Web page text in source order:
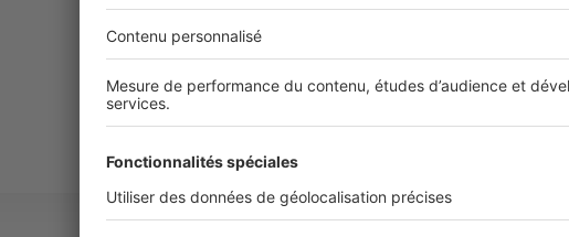
Partager sur
Plus de conseils